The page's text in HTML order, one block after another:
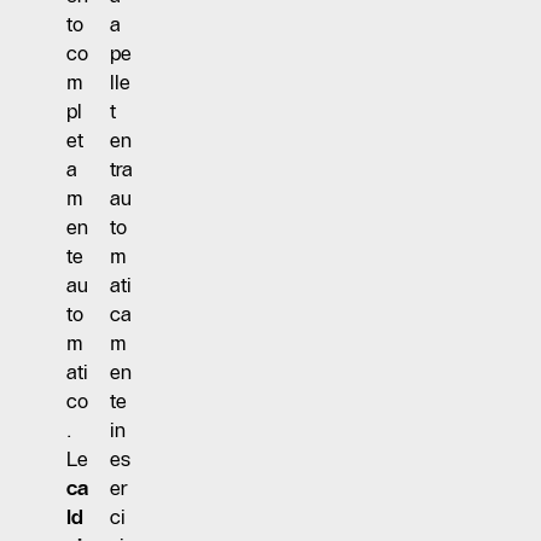
to
co
m
pl
et
a
m
en
te
au
to
m
ati
co
.
Le
ca
ld
a
pe
lle
t
en
tra
au
to
m
ati
ca
m
en
te
in
es
er
ci